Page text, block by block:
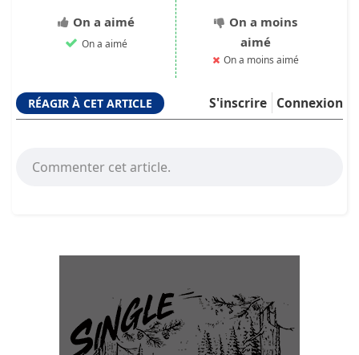
On a aimé
On a aimé
On a moins
aimé
On a moins aimé
RÉAGIR À CET ARTICLE Connexion
S'inscrire
Commenter cet article.